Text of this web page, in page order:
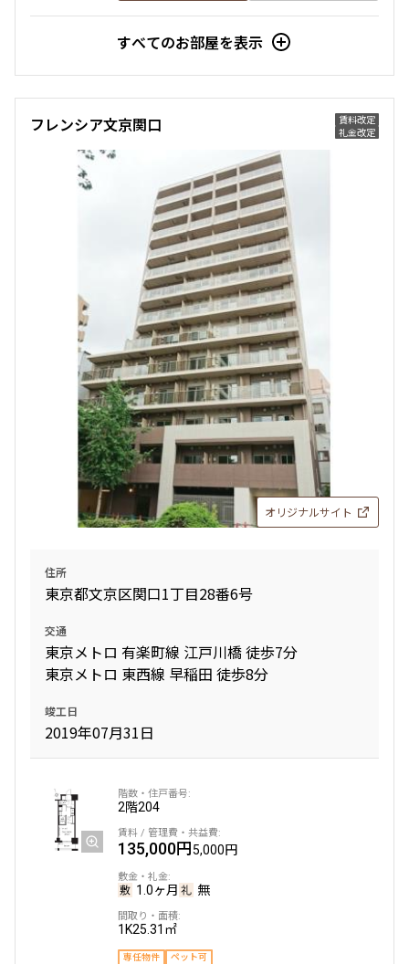
すべてのお部屋を表示
賃料改定
礼金改定
フレンシア文京関口
オリジナルサイト
住所
東京都文京区関口1丁目28番6号
交通
東京メトロ 有楽町線 江戸川橋 徒歩7分
東京メトロ 東西線 早稲田 徒歩8分
竣工日
2019年07月31日
2階204
135,000円5,000円
1.0ヶ月 無
1K25.31㎡
専任物件 ペット可